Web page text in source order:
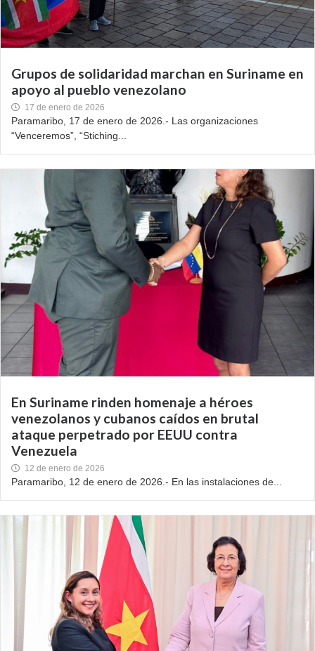
Grupos de solidaridad marchan en Suriname en
apoyo al pueblo venezolano
17 de enero de 2026
Paramaribo, 17 de enero de 2026.- Las organizaciones
“Venceremos”, “Stiching...
En Suriname rinden homenaje a héroes
venezolanos y cubanos caídos en brutal
ataque perpetrado por EEUU contra
Venezuela
12 de enero de 2026
Paramaribo, 12 de enero de 2026.- En las instalaciones de...